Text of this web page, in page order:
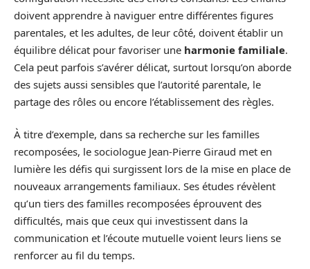
doivent apprendre à naviguer entre différentes figures
parentales, et les adultes, de leur côté, doivent établir un
équilibre délicat pour favoriser une harmonie familiale.
Cela peut parfois s’avérer délicat, surtout lorsqu’on aborde
des sujets aussi sensibles que l’autorité parentale, le
partage des rôles ou encore l’établissement des règles.
À titre d’exemple, dans sa recherche sur les familles
recomposées, le sociologue Jean-Pierre Giraud met en
lumière les défis qui surgissent lors de la mise en place de
nouveaux arrangements familiaux. Ses études révèlent
qu’un tiers des familles recomposées éprouvent des
difficultés, mais que ceux qui investissent dans la
communication et l’écoute mutuelle voient leurs liens se
renforcer au fil du temps.